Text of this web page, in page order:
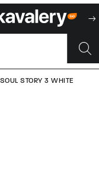
3
SOUL STORY 3 WHITE